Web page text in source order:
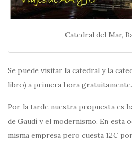
Catedral del Mar,
Se puede visitar la catedral y la
libro) a primera hora gratuitamente.
Por la tarde nuestra propuesta es
de Gaudí y el modernismo. En esta
misma empresa pero cuesta 12€